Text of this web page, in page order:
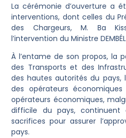
La cérémonie d’ouverture a
interventions, dont celles du
des Chargeurs, M. Ba
l’intervention du Ministre
À l’entame de son propos, la
des Transports et des
des hautes autorités du pays,
des opérateurs
opérateurs économiques,
difficile du pays, continuent
sacrifices pour assurer
pays.